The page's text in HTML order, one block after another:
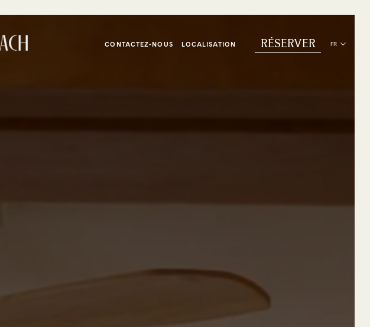
FR
CONTACTEZ-NOUS LOCALISATION RÉSERVER